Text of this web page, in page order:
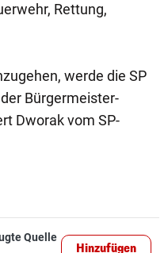
Rettung,
werde die SP
Bürgermeister-
Dworak vom SP-
Quelle
Hinzufügen